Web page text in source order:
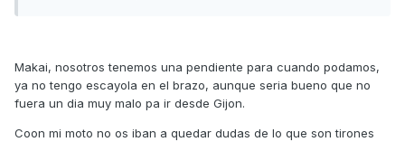
Makai, nosotros tenemos una pendiente para cuando podamos,
ya no tengo escayola en el brazo, aunque seria bueno que no
fuera un dia muy malo pa ir desde Gijon.
Coon mi moto no os iban a quedar dudas de lo que son tirones